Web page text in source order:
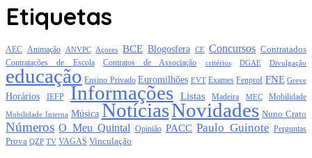
Etiquetas
AEC Animação ANVPC Açores BCE Blogosfera CE Concursos Contratados
Contratações de Escola Contratos de Associação critérios DGAE Divulgação
educação Ensino Privado Euromilhões EVT Exames Fenprof FNE Greve
Horários IEFP Informações Listas Madeira MEC Mobilidade
Mobilidade Interna Música NotíciasNovidades Nuno Crato
Números O Meu Quintal Opinião PACC Paulo Guinote Perguntas
Prova QZP TV VAGAS Vinculação